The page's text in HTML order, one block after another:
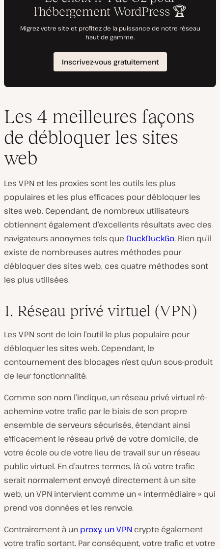
Les 4 meilleures façons
de débloquer les sites
web
Les VPN et les proxies sont les outils les plus
populaires et les plus efficaces pour débloquer les
sites web. Cependant, de nombreux utilisateurs
obtiennent également d’excellents résultats avec des
navigateurs anonymes tels que DuckDuckGo. Bien qu’il
existe de nombreuses autres méthodes pour
débloquer des sites web, ces quatre méthodes sont
les plus utilisées.
1. Réseau privé virtuel (VPN)
Les VPN sont de loin l’outil le plus populaire pour
débloquer les sites web. Cependant, le
contournement des blocages n’est qu’un sous-produit
de leur fonctionnalité.
Comme son nom l’indique, un réseau privé virtuel ré-
achemine votre trafic par le biais de son propre
ensemble de serveurs sécurisés, étendant ainsi
efficacement le réseau privé de votre domicile, de
votre école ou de votre lieu de travail sur un réseau
public virtuel. En d’autres termes, là où votre trafic
serait normalement envoyé directement à un site
web, un VPN intervient comme un « intermédiaire » qui
prend vos données et les renvoie.
Contrairement à un proxy, un VPN crypte également
votre trafic sortant. Par conséquent, votre trafic et votre